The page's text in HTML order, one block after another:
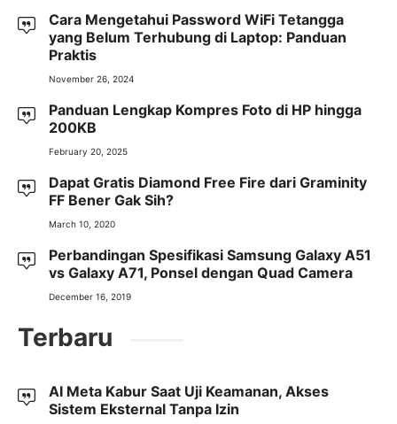
Cara Mengetahui Password WiFi Tetangga
yang Belum Terhubung di Laptop: Panduan
Praktis
November 26, 2024
Panduan Lengkap Kompres Foto di HP hingga
200KB
February 20, 2025
Dapat Gratis Diamond Free Fire dari Graminity
FF Bener Gak Sih?
March 10, 2020
Perbandingan Spesifikasi Samsung Galaxy A51
vs Galaxy A71, Ponsel dengan Quad Camera
December 16, 2019
Terbaru
AI Meta Kabur Saat Uji Keamanan, Akses
Sistem Eksternal Tanpa Izin